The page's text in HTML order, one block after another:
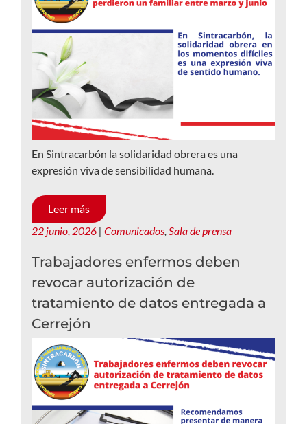
En Sintracarbón la solidaridad obrera es una
expresión viva de sensibilidad humana.
Leer más
22 junio, 2026 | Comunicados, Sala de prensa
Trabajadores enfermos deben
revocar autorización de
tratamiento de datos entregada a
Cerrejón